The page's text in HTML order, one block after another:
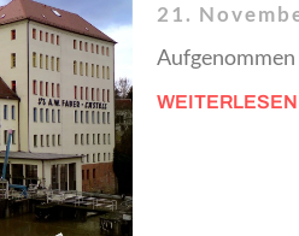
21.
Aufgenommen
WEITERLESEN